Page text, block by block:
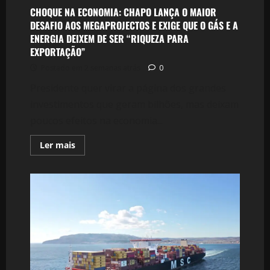
CHOQUE NA ECONOMIA: CHAPO LANÇA O MAIOR
DESAFIO AOS MEGAPROJECTOS E EXIGE QUE O GÁS E A
ENERGIA DEIXEM DE SER “RIQUEZA PARA
EXPORTAÇÃO”
0
Ler maisLeia
mais
MAIOR
AOS
MEGAPROJECTOS
E
EXIGE